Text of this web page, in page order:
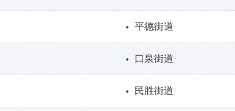
平德街道
口泉街道
民胜街道